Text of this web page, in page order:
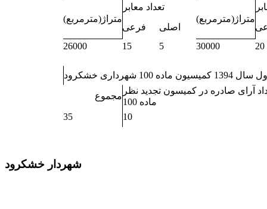
متراژ(مترمربع)
تعداد معابر
متراژ(مترمربع)
اصلی
فرعی
20
30000
5
15
26000
آرای صادره در کمیسون تجدید نظر
ماده 100
مجموع
10
35
شهردار خشکرود